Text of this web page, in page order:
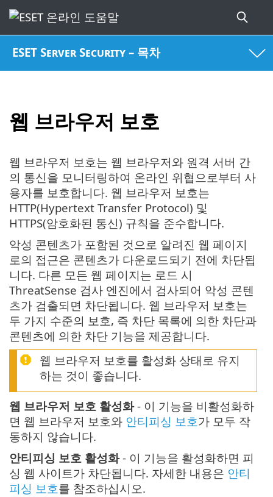
ESET Server Security – 목차
웹 브라우저 보호
웹 브라우저 보호는 웹 브라우저와 원격 서버 간
의 통신을 모니터링하여 온라인 위협으로부터 사
용자를 보호합니다. 웹 브라우저 보호는
HTTP(Hypertext Transfer Protocol) 및
HTTPS(암호화된 통신) 규칙을 준수합니다.
악성 콘텐츠가 포함된 것으로 알려진 웹 페이지
로의 접근은 콘텐츠가 다운로드되기 전에 차단됩
니다. 다른 모든 웹 페이지는 로드 시
ThreatSense 검사 엔진에서 검사되어 악성 콘텐
츠가 검출되면 차단됩니다. 웹 브라우저 보호는
두 가지 수준의 보호, 즉 차단 목록에 의한 차단과
콘텐츠에 의한 차단 기능을 제공합니다.
웹 브라우저 보호를 활성화 상태로 유지
하는 것이 좋습니다.
웹 브라우저 보호 활성화- 이 기능을 비활성화하
면 웹 브라우저 보호와 안티피싱 보호가 모두 작
동하지 않습니다.
안티피싱 보호 활성화- 이 기능을 활성화하면 피
싱 웹 사이트가 차단됩니다. 자세한 내용은 안티
피싱 보호를 참조하십시오.